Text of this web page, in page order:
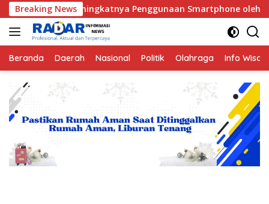
Langsung
ke
konten
Breaking NewsPenggunaan Smartphone oleh Anak
Beranda Daerah Nasional Politik Olahraga Info